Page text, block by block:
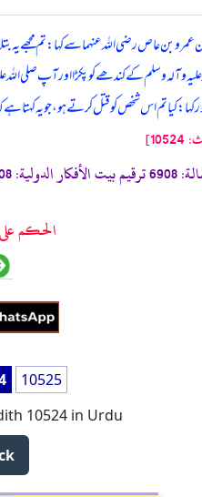
بن عاص رضی اللہ عنہما سے کہا: تم مجھے یہ
وسلم کے کندھے کو پکڑا اور آپ صلی اللہ
اور کہا: کیا تم اس شخص کو قتل کرتے ہو، جو
الحكم
10525
10524 in Urdu
⬅️